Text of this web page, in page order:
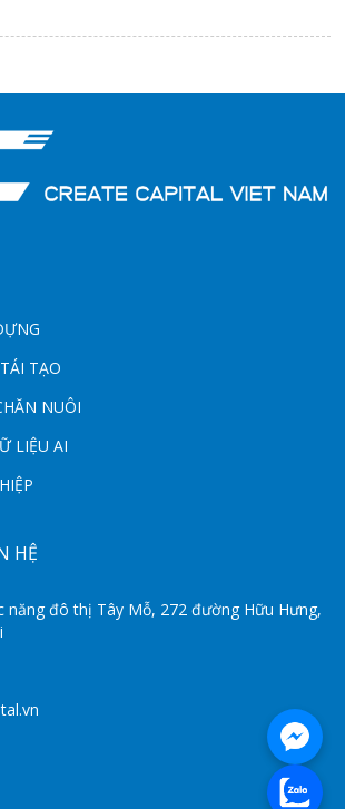
TẠO
NUÔI
LIỆU AI
HỆ
năng đô thị Tây Mỗ, 272 đường Hữu Hưng,